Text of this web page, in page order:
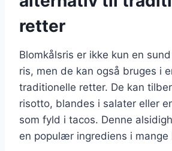
retter
Blomkålsris er ikke kun en
ris, men de kan også bruges i
traditionelle retter. De kan
risotto, blandes i salater eller
som fyld i tacos. Denne
en populær ingrediens i mange